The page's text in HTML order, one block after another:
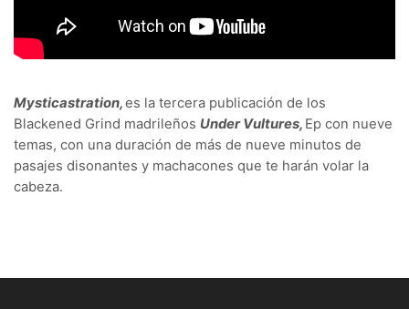
Mysticastration,es la tercera publicación de los
Blackened Grind madrileños Under Vultures, Ep con nueve
temas, con una duración de más de nueve minutos de
pasajes disonantes y machacones que te harán volar la
cabeza.